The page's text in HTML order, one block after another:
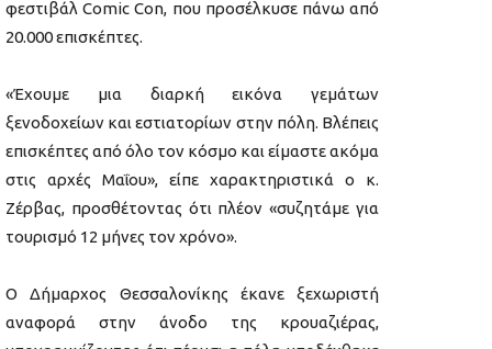
φεστιβάλ Comic Con, που προσέλκυσε πάνω από
20.000 επισκέπτες.
«Έχουμε μια διαρκή εικόνα γεμάτων
ξενοδοχείων και εστιατορίων στην πόλη. Βλέπεις
επισκέπτες από όλο τον κόσμο και είμαστε ακόμα
στις αρχές Μαΐου», είπε χαρακτηριστικά ο κ.
Ζέρβας, προσθέτοντας ότι πλέον «συζητάμε για
τουρισμό 12 μήνες τον χρόνο».
Ο Δήμαρχος Θεσσαλονίκης έκανε ξεχωριστή
αναφορά στην άνοδο της κρουαζιέρας,